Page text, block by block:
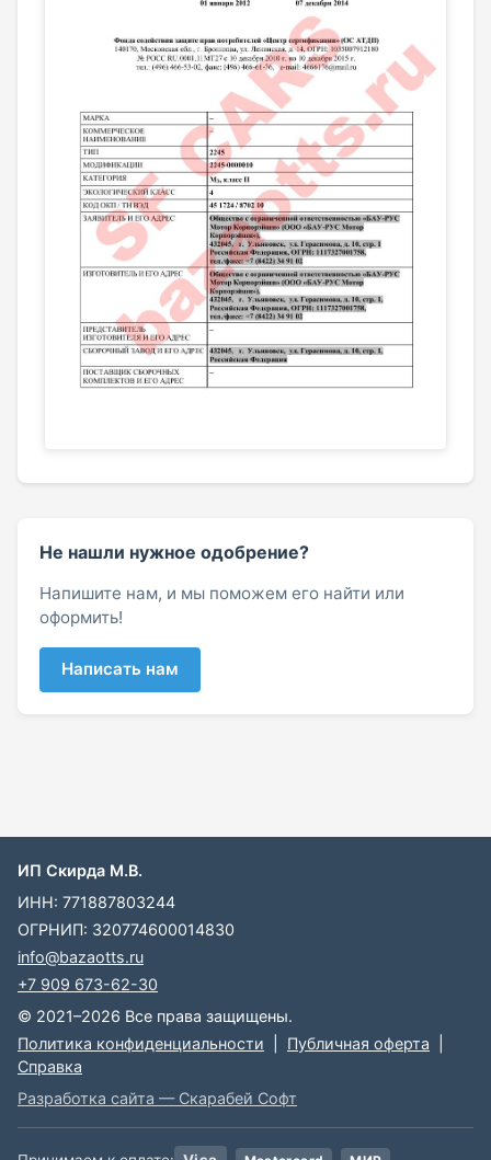
Не нашли нужное одобрение?
Напишите нам, и мы поможем его найти или
оформить!
Написать нам
ИП Скирда М.В.
ИНН: 771887803244
ОГРНИП: 320774600014830
info@bazaotts.ru
+7 909 673-62-30
© 2021–2026 Все права защищены.
Политика конфиденциальности
Публичная оферта
Справка
Разработка сайта — Скарабей Софт